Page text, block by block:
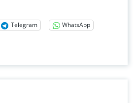
Telegram
WhatsApp